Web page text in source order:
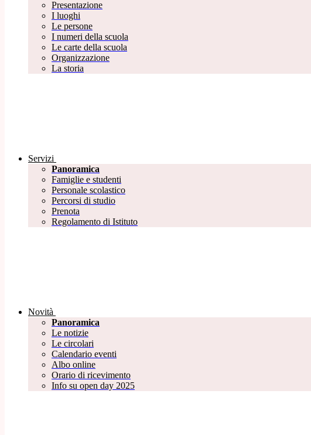
Presentazione
I luoghi
Le persone
I numeri della scuola
Le carte della scuola
Organizzazione
La storia
Servizi
Panoramica
Famiglie e studenti
Personale scolastico
Percorsi di studio
Prenota
Regolamento di Istituto
Novità
Panoramica
Le notizie
Le circolari
Calendario eventi
Albo online
Orario di ricevimento
Info su open day 2025